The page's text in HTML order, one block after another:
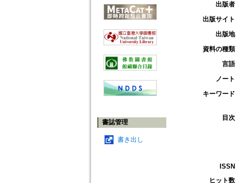
書誌管理
書き出し
出版者
出版サイト
出版地
資料の種類
言語
ノート
キーワード
目次
ISSN
ヒット数